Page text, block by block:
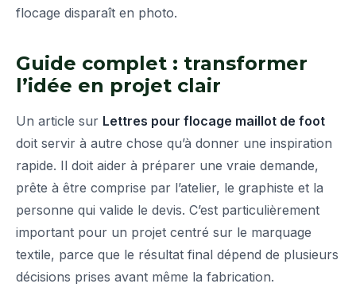
flocage disparaît en photo.
Guide complet : transformer
l’idée en projet clair
Un article sur Lettres pour flocage maillot de foot
doit servir à autre chose qu’à donner une inspiration
rapide. Il doit aider à préparer une vraie demande,
prête à être comprise par l’atelier, le graphiste et la
personne qui valide le devis. C’est particulièrement
important pour un projet centré sur le marquage
textile, parce que le résultat final dépend de plusieurs
décisions prises avant même la fabrication.